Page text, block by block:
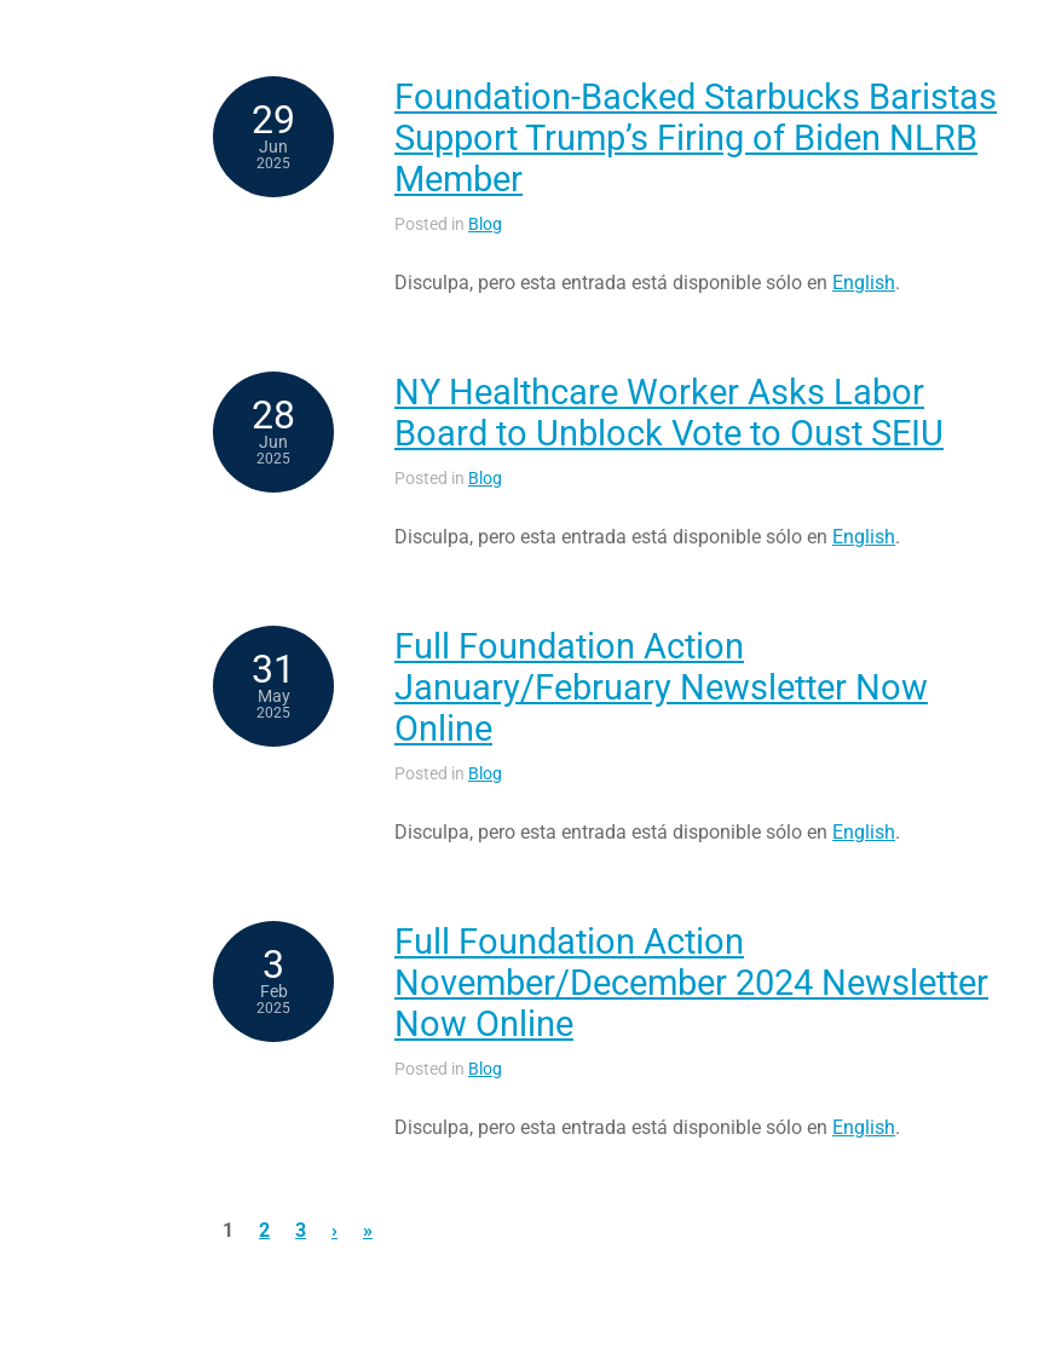
29
Jun
2025
Foundation-Backed Starbucks Baristas
Support Trump’s Firing of Biden NLRB
Member
Posted in Blog
Disculpa, pero esta entrada está disponible sólo en English.
28
Jun
2025
NY Healthcare Worker Asks Labor
Board to Unblock Vote to Oust SEIU
Posted in Blog
Disculpa, pero esta entrada está disponible sólo en English.
31
May
2025
Full Foundation Action
January/February Newsletter Now
Online
Posted in Blog
Disculpa, pero esta entrada está disponible sólo en English.
3
Feb
2025
Full Foundation Action
November/December 2024 Newsletter
Now Online
Posted in Blog
Disculpa, pero esta entrada está disponible sólo en English.
1 2 3 › »